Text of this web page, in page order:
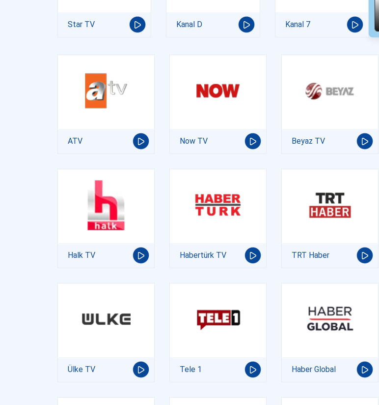
Star TV Kanal D Kanal 7
ATV Now TV Beyaz TV
Halk TV Habertürk TV TRT Haber
Ülke TV Tele 1 Haber Global